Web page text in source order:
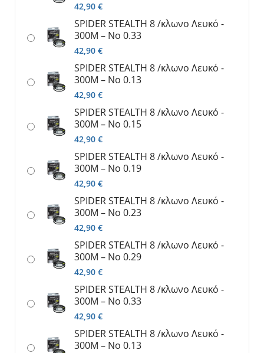
42,90 €
SPIDER SΤΕΑLTH 8 /κλωνο Λευκό -
300M – No 0.33
42,90 €
SPIDER SΤΕΑLTH 8 /κλωνο Λευκό -
300M – No 0.13
42,90 €
SPIDER SΤΕΑLTH 8 /κλωνο Λευκό -
300M – No 0.15
42,90 €
SPIDER SΤΕΑLTH 8 /κλωνο Λευκό -
300M – No 0.19
42,90 €
SPIDER SΤΕΑLTH 8 /κλωνο Λευκό -
300M – No 0.23
42,90 €
SPIDER SΤΕΑLTH 8 /κλωνο Λευκό -
300M – No 0.29
42,90 €
SPIDER SΤΕΑLTH 8 /κλωνο Λευκό -
300M – No 0.33
42,90 €
SPIDER SΤΕΑLTH 8 /κλωνο Λευκό -
300M – No 0.13